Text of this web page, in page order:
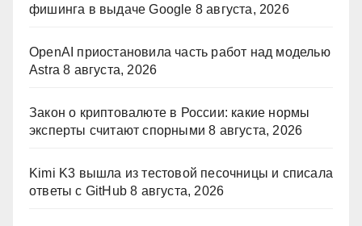
фишинга в выдаче Google 8 августа, 2026
OpenAI приостановила часть работ над моделью
Astra 8 августа, 2026
Закон о криптовалюте в России: какие нормы
эксперты считают спорными 8 августа, 2026
Kimi K3 вышла из тестовой песочницы и списала
ответы с GitHub 8 августа, 2026